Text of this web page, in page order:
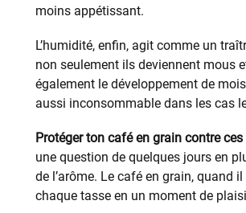
moins appétissant.
L’humidité, enfin, agit comme un
non seulement ils deviennent mous
également le développement de
aussi inconsommable dans les cas
Protéger ton café en grain contre
une question de quelques jours en
de l’arôme. Le café en grain, quand
chaque tasse en un moment de